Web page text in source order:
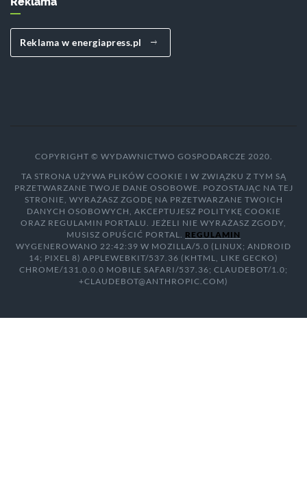
Reklama w energiapress.pl
COPYRIGHT © WYDAWNICTWO GOSPODARCZE 2020.
TA STRONA UŻYWA PLIKÓW COOKIE I W ZWIĄZKU Z TYM SĄ
PRZETWARZANE TWOJE DANE OSOBOWE. POZOSTAJĄC NA TEJ
STRONIE, WYRAŻASZ ZGODĘ NA PRZETWARZANE TWOICH
DANYCH OSOBOWYCH, AKCEPTUJESZ POLITYKĘ COOKIE
ORAZ REGULAMIN PORTALU. JEŻELI NIE WYRAŻASZ ZGODY,
MUSISZ OPUŚCIĆ PORTAL. REGULAMIN
WYGENEROWANO 22:42:39 W MOZILLA/5.0 (LINUX; ANDROID
14; PIXEL 8) APPLEWEBKIT/537.36 (KHTML, LIKE GECKO)
CHROME/131.0.0.0 MOBILE SAFARI/537.36; CLAUDEBOT/1.0;
+CLAUDEBOT@ANTHROPIC.COM)